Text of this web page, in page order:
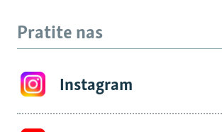
Pratite nas
Instagram